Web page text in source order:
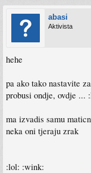
abasi
Aktivista
hehe
pa ako tako nastavite
probusi ondje, ovdje
ma izvadis samu
neka oni tjeraju zrak
:lol: :wink: